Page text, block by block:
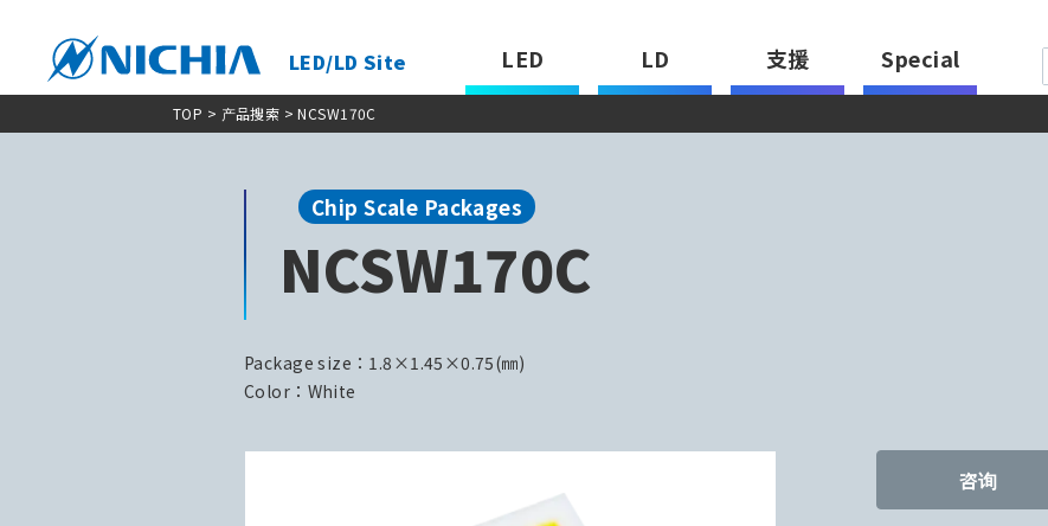
LED/LD Site LED LD 支援 Special
TOP > 产品搜索 > NCSW170C
Chip Scale Packages
NCSW170C
Package size：1.8×1.45×0.75(㎜)
Color：White
咨询